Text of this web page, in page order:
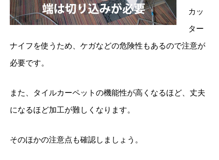
カッ
ター
ナイフを使うため、ケガなどの危険性もあるので注意が
必要です。
また、タイルカーペットの機能性が高くなるほど、丈夫
になるほど加工が難しくなります。
そのほかの注意点も確認しましょう。